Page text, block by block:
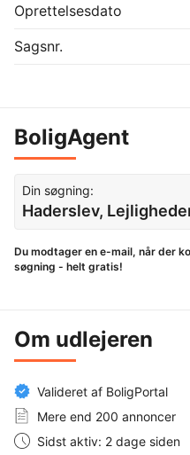
Oprettelsesdato
Sagsnr.
BoligAgent
Din søgning:
Haderslev,
Du modtager en e-mail, når der
søgning - helt gratis!
Om udlejeren
Valideret af BoligPortal
Mere end 200 annoncer
Sidst aktiv: 2 dage siden